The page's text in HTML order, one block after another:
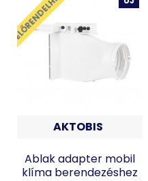
ELŐRENDELHETŐ
AKTOBIS
Ablak adapter mobil
klíma berendezéshez